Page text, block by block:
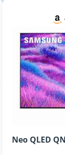
Neo QLED